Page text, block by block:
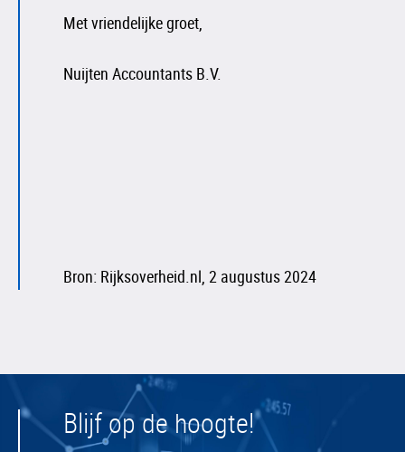
Met vriendelijke groet,
Nuijten Accountants B.V.
Bron: Rijksoverheid.nl, 2 augustus 2024
Blijf op de hoogte!